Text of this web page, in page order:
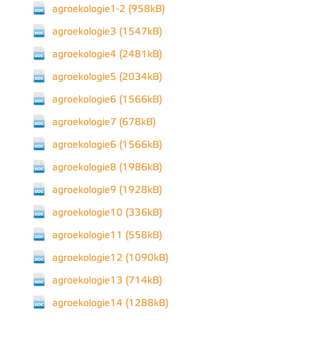
agroekologie1-2 (958kB)
agroekologie3 (1547kB)
agroekologie4 (2481kB)
agroekologie5 (2034kB)
agroekologie6 (1566kB)
agroekologie7 (678kB)
agroekologie6 (1566kB)
agroekologie8 (1986kB)
agroekologie9 (1928kB)
agroekologie10 (336kB)
agroekologie11 (558kB)
agroekologie12 (1090kB)
agroekologie13 (714kB)
agroekologie14 (1288kB)